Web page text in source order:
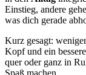
Einstieg, andere
was dich gerade
Kurz gesagt:
Kopf und ein
quer oder ganz in
Spaß machen.